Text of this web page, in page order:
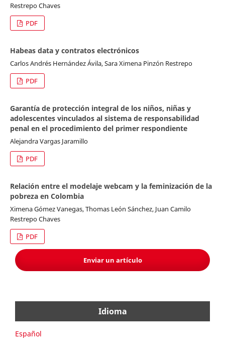
Restrepo Chaves
PDF
Habeas data y contratos electrónicos
Carlos Andrés Hernández Ávila, Sara Ximena Pinzón Restrepo
PDF
Garantía de protección integral de los niños, niñas y
adolescentes vinculados al sistema de responsabilidad
penal en el procedimiento del primer respondiente
Alejandra Vargas Jaramillo
PDF
Relación entre el modelaje webcam y la feminización de la
pobreza en Colombia
Ximena Gómez Vanegas, Thomas León Sánchez, Juan Camilo
Restrepo Chaves
PDF
Enviar un artículo
Idioma
Español